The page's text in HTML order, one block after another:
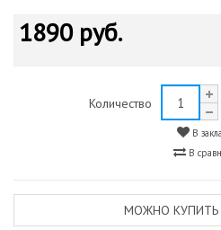
1890 руб.
Количество
В
В
МОЖНО КУПИТЬ